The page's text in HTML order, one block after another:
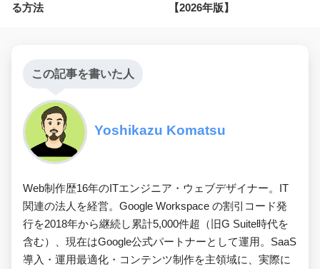
る方法
【2026年版】
この記事を書いた人
Yoshikazu Komatsu
Web制作歴16年のITエンジニア・ウェブデザイナー。IT
関連の法人を経営。Google Workspace の割引コード発
行を2018年から継続し累計5,000件超（旧G Suite時代を
含む）、現在はGoogle公式パートナーとして運用。SaaS
導入・運用最適化・コンテンツ制作を主領域に、実際に